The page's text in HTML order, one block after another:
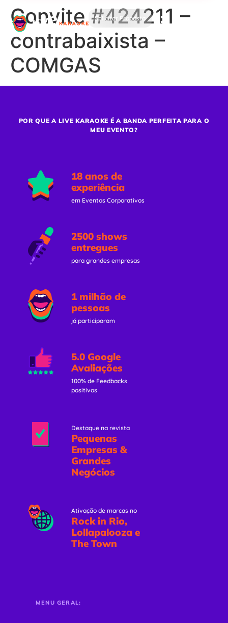
Solicitar Proposta
Convite #424211 –
contrabaixista –
COMGAS
POR QUE A LIVE KARAOKE É A BANDA PERFEITA PARA O
MEU EVENTO?
18 anos de
experiência
em Eventos Corporativos
2500 shows
entregues
para grandes empresas
1 milhão de
pessoas
já participaram
5.0 Google
Avaliações
100% de Feedbacks
positivos
Destaque na revista
Pequenas
Empresas &
Grandes
Negócios
Ativação de marcas no
Rock in Rio,
Lollapalooza e
The Town
MENU GERAL: